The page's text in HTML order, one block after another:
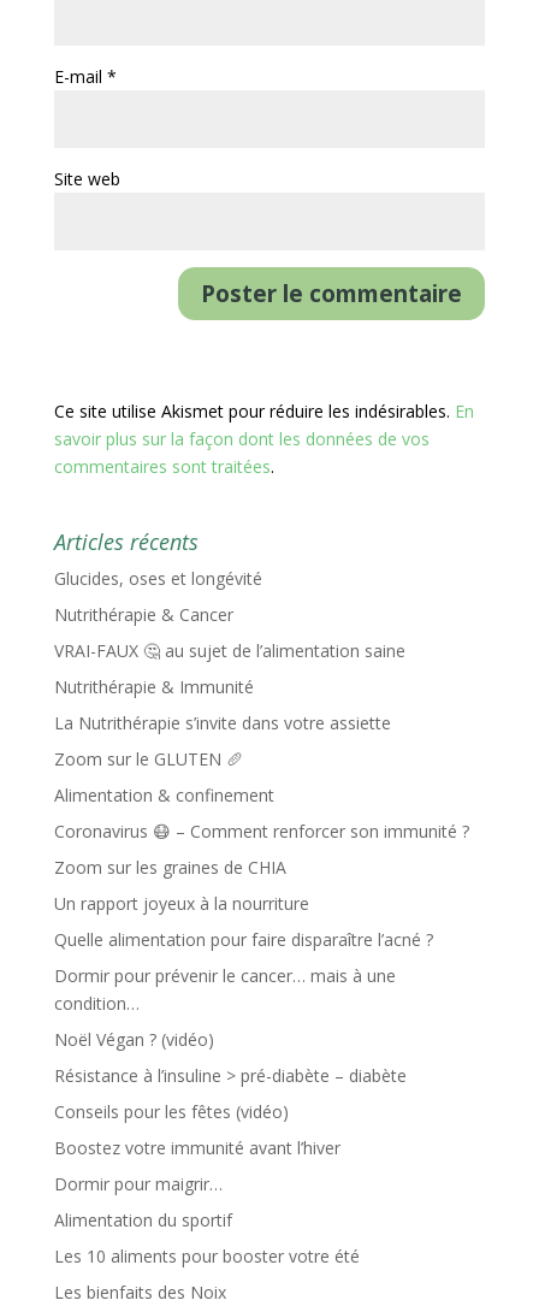
E-mail *
Site web
Ce site utilise Akismet pour réduire les indésirables. En
savoir plus sur la façon dont les données de vos
commentaires sont traitées.
Articles récents
Glucides, oses et longévité
Nutrithérapie & Cancer
VRAI-FAUX 🤔 au sujet de l’alimentation saine
Nutrithérapie & Immunité
La Nutrithérapie s’invite dans votre assiette
Zoom sur le GLUTEN 🥖
Alimentation & confinement
Coronavirus 😷 – Comment renforcer son immunité ?
Zoom sur les graines de CHIA
Un rapport joyeux à la nourriture
Quelle alimentation pour faire disparaître l’acné ?
Dormir pour prévenir le cancer… mais à une
condition…
Noël Végan ? (vidéo)
Résistance à l’insuline > pré-diabète – diabète
Conseils pour les fêtes (vidéo)
Boostez votre immunité avant l’hiver
Dormir pour maigrir…
Alimentation du sportif
Les 10 aliments pour booster votre été
Les bienfaits des Noix